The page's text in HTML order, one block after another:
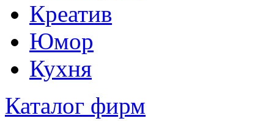
Креатив
Юмор
Кухня
Каталог фирм